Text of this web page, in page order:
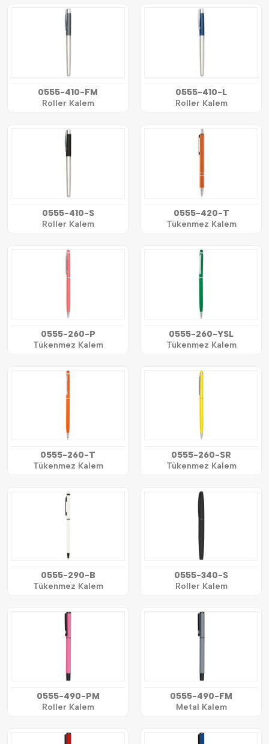
0555-410-FM
Roller Kalem
0555-410-L
Roller Kalem
0555-410-S
Roller Kalem
0555-420-T
Tükenmez Kalem
0555-260-P
Tükenmez Kalem
0555-260-YSL
Tükenmez Kalem
0555-260-T
Tükenmez Kalem
0555-260-SR
Tükenmez Kalem
0555-290-B
Tükenmez Kalem
0555-340-S
Roller Kalem
0555-490-PM
Roller Kalem
0555-490-FM
Metal Kalem